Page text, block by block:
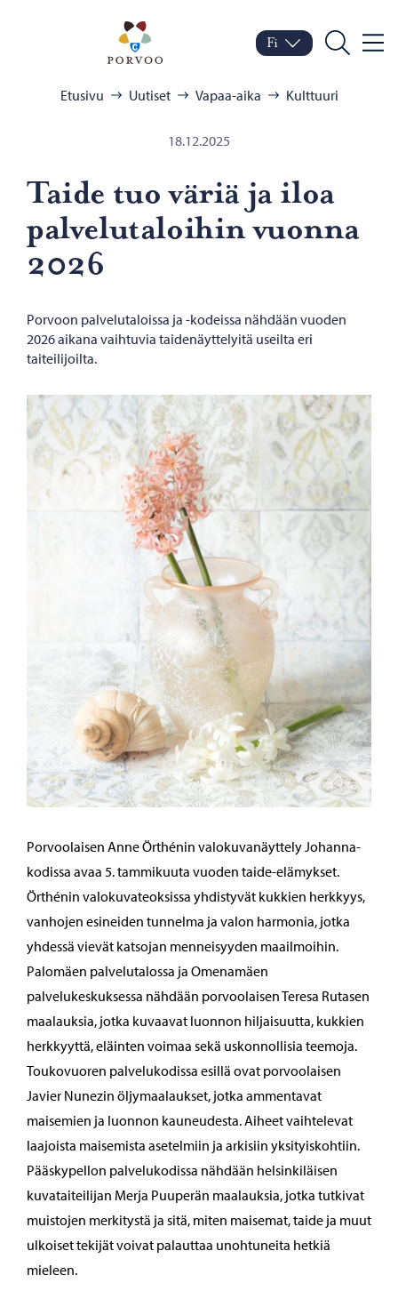
Porvoo – Siirry
Vaihda kieltä
Nykyinen kieli: Suomi
Fi
Hae
Etusivu Uutiset Vapaa-aika Kulttuuri
18.12.2025
Taide tuo väriä ja iloa
pal­ve­lu­ta­loi­hin vuon­na
2026
Porvoon palvelutaloissa ja -kodeissa nähdään vuoden
2026 aikana vaihtuvia taidenäyttelyitä useilta eri
taiteilijoilta.
Porvoolaisen Anne Örthénin valokuvanäyttely Johanna-
kodissa avaa 5. tammikuuta vuoden taide-elämykset.
Örthénin valokuvateoksissa yhdistyvät kukkien herkkyys,
vanhojen esineiden tunnelma ja valon harmonia, jotka
yhdessä vievät katsojan menneisyyden maailmoihin.
Palomäen palvelutalossa ja Omenamäen
palvelukeskuksessa nähdään porvoolaisen Teresa Rutasen
maalauksia, jotka kuvaavat luonnon hiljaisuutta, kukkien
herkkyyttä, eläinten voimaa sekä uskonnollisia teemoja.
Toukovuoren palvelukodissa esillä ovat porvoolaisen
Javier Nunezin öljymaalaukset, jotka ammentavat
maisemien ja luonnon kauneudesta. Aiheet vaihtelevat
laajoista maisemista asetelmiin ja arkisiin yksityiskohtiin.
Pääskypellon palvelukodissa nähdään helsinkiläisen
kuvataiteilijan Merja Puuperän maalauksia, jotka tutkivat
muistojen merkitystä ja sitä, miten maisemat, taide ja muut
ulkoiset tekijät voivat palauttaa unohtuneita hetkiä
mieleen.